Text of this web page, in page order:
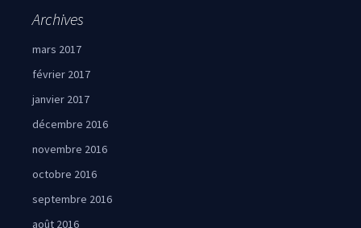
Archives
mars 2017
février 2017
janvier 2017
décembre 2016
novembre 2016
octobre 2016
septembre 2016
août 2016